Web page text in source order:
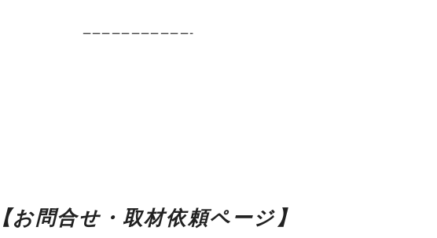
———————————-
【お問合せ・取材依頼ページ】